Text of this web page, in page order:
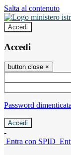
Salta al contenuto
Accedi
Accedi
button close ×
Password
-
Entra con SPID